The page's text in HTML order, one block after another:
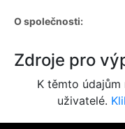
O společnosti:
Zdroje pro
K těmto
uživatelé.